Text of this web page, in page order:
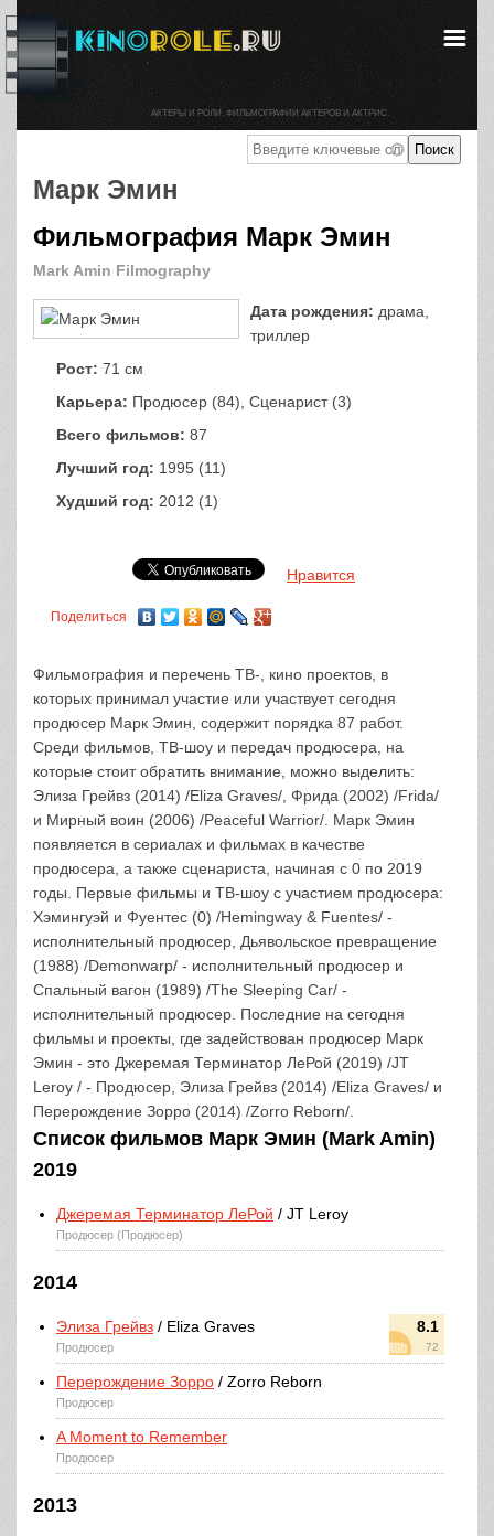
Марк Эмин
Фильмография Марк Эмин
Mark Amin Filmography
Дата рождения: драма,
триллер
Рост: 71 см
Карьера: Продюсер (84), Сценарист (3)
Всего фильмов: 87
Лучший год: 1995 (11)
Худший год: 2012 (1)
Нравится
Поделиться
Фильмография и перечень ТВ-, кино проектов, в
которых принимал участие или участвует сегодня
продюсер Марк Эмин, содержит порядка 87 работ.
Среди фильмов, ТВ-шоу и передач продюсера, на
которые стоит обратить внимание, можно выделить:
Элиза Грейвз (2014) /Eliza Graves/, Фрида (2002) /Frida/
и Мирный воин (2006) /Peaceful Warrior/. Марк Эмин
появляется в сериалах и фильмах в качестве
продюсера, а также сценариста, начиная с 0 по 2019
годы. Первые фильмы и ТВ-шоу с участием продюсера:
Хэмингуэй и Фуентес (0) /Hemingway & Fuentes/ -
исполнительный продюсер, Дьявольское превращение
(1988) /Demonwarp/ - исполнительный продюсер и
Спальный вагон (1989) /The Sleeping Car/ -
исполнительный продюсер. Последние на сегодня
фильмы и проекты, где задействован продюсер Марк
Эмин - это Джеремая Терминатор ЛеРой (2019) /JT
Leroy / - Продюсер, Элиза Грейвз (2014) /Eliza Graves/ и
Перерождение Зорро (2014) /Zorro Reborn/.
Список фильмов Марк Эмин (Mark Amin)
2019
Джеремая Терминатор ЛеРой / JT Leroy
Продюсер (Продюсер)
2014
8.1
72
Элиза Грейвз / Eliza Graves
Продюсер
Перерождение Зорро / Zorro Reborn
Продюсер
A Moment to Remember
Продюсер
2013
АКТЕРЫ И РОЛИ. ФИЛЬМОГРАФИИ АКТЕРОВ И АКТРИС.